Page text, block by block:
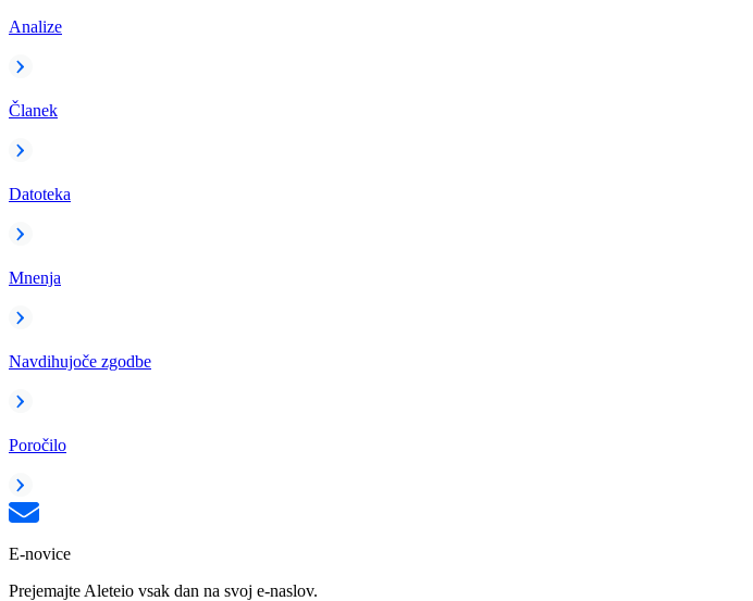
Analize
Članek
Datoteka
Mnenja
Navdihujoče zgodbe
Poročilo
E-novice
Prejemajte Aleteio vsak dan na svoj e-naslov.